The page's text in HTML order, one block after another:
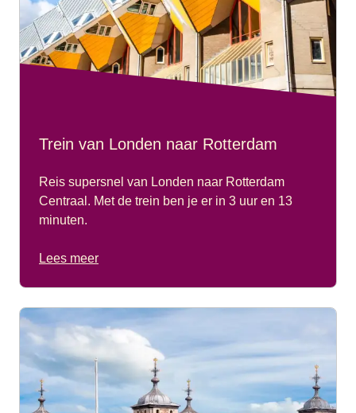
Trein van Londen naar Rotterdam
Reis supersnel van Londen naar Rotterdam
Centraal. Met de trein ben je er in 3 uur en 13
minuten.
Lees meer